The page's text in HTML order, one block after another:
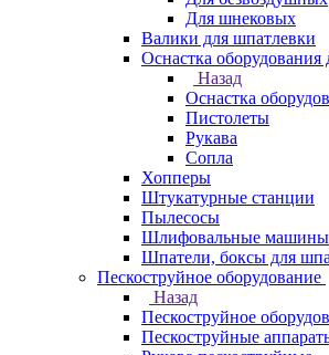
Для шнековых
Валики для шпатлевки
Оснастка оборудования
Назад
Оснастка
Пистолеты
Рукава
Сопла
Хопперы
Штукатурные станции
Пылесосы
Шлифовальные машины
Шпатели, боксы для
Пескоструйное оборудование
Назад
Пескоструйное
Пескоструйные